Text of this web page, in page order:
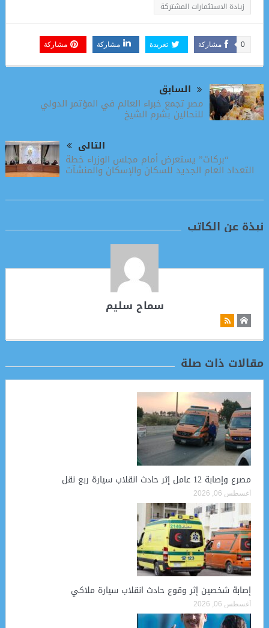
زيادة الاستثمارات المشتركة
مشاركة 0 تغريدة مشاركة مشاركة
السابق
مصر تجمع خبراء العالم في المؤتمر الدولي
للنحالين بشرم الشيخ
التالى
“بركات” يستعرض أمام مجلس الوزراء خطة
التعداد العام الجديد للسكان والإسكان والمنشآت
نبذة عن الكاتب
سماح سليم
مقالات ذات صلة
مصرع وإصابة 12 عامل إثر حادث انقلاب سيارة ربع نقل
أغسطس 06, 2026
إصابة شخصين إثر وقوع حادث انقلاب سيارة ملاكي
أغسطس 06, 2026